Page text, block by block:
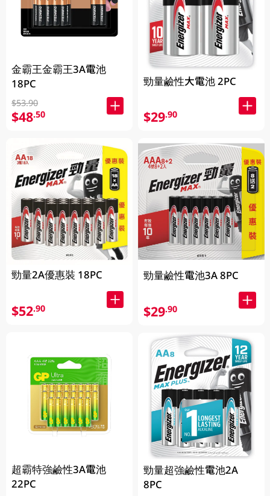
金霸王金霸王3A電池
18PC
$53.90
$48.50
勁量2A優惠裝 18PC
$52.90
超霸特強鹼性3A電池
22PC
勁量鹼性大電池 2PC
$29.90
勁量鹼性電池3A 8PC
$29.90
勁量超強鹼性電池2A
8PC